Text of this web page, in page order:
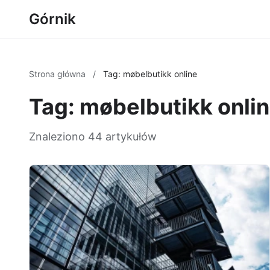
Górnik
Strona główna / Tag: møbelbutikk online
Tag: møbelbutikk
Znaleziono 44 artykułów